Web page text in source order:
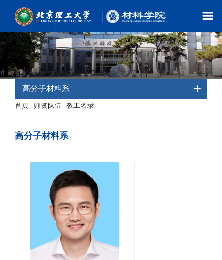
高分子材料系
首页 师资队伍 教工名录
高分子材料系